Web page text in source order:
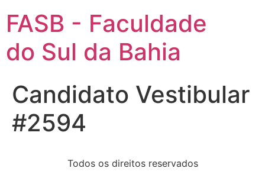
FASB - Faculdade
do Sul da Bahia
Candidato Vestibular
#2594
Todos os direitos reservados